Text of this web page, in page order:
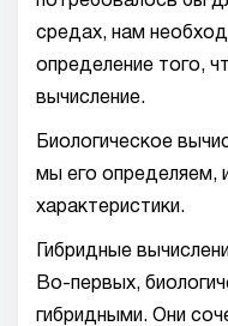
средах, нам
определение того,
вычисление.
Биологическое
мы его определяем,
характеристики.
Гибридные
Во-первых,
гибридными. Они